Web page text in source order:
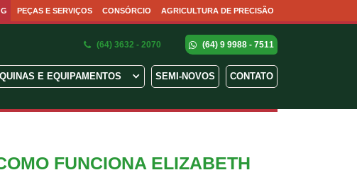
PEÇAS E SERVIÇOS CONSÓRCIO AGRICULTURA DE PRECISÃO
(64) 3632 - 2070 (64) 9 9988 - 7511
E EQUIPAMENTOS SEMI-NOVOS CONTATO
FUNCIONA ELIZABETH